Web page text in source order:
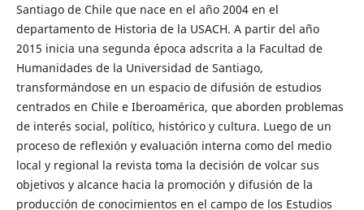
Santiago de Chile que nace en el año 2004 en el
departamento de Historia de la USACH. A partir del año
2015 inicia una segunda época adscrita a la Facultad de
Humanidades de la Universidad de Santiago,
transformándose en un espacio de difusión de estudios
centrados en Chile e Iberoamérica, que aborden problemas
de interés social, político, histórico y cultura. Luego de un
proceso de reflexión y evaluación interna como del medio
local y regional la revista toma la decisión de volcar sus
objetivos y alcance hacia la promoción y difusión de la
producción de conocimientos en el campo de los Estudios